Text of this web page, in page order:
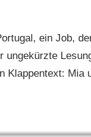
ein Job,
ungekürzte
Klappentext: Mia